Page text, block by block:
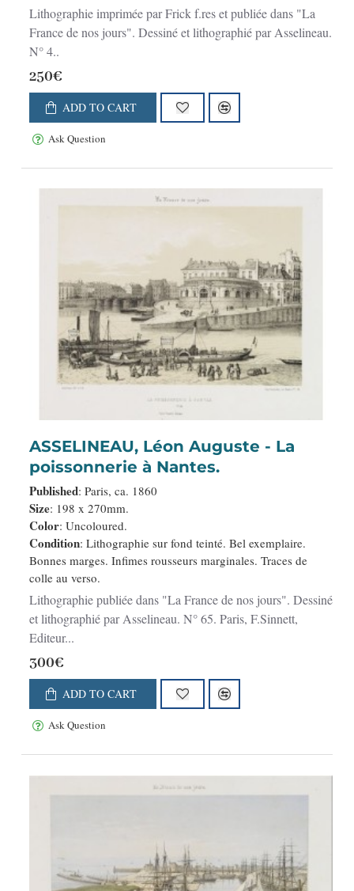
Lithographie imprimée par Frick f.res et publiée dans "La
France de nos jours". Dessiné et lithographié par Asselineau.
N° 4..
250€
ADD TO CART
Ask Question
ASSELINEAU, Léon Auguste - La
poissonnerie à Nantes.
Published: Paris, ca. 1860
Size: 198 x 270mm.
Color: Uncoloured.
Condition: Lithographie sur fond teinté. Bel exemplaire.
Bonnes marges. Infimes rousseurs marginales. Traces de
colle au verso.
Lithographie publiée dans "La France de nos jours". Dessiné
et lithographié par Asselineau. N° 65. Paris, F.Sinnett,
Editeur...
300€
ADD TO CART
Ask Question